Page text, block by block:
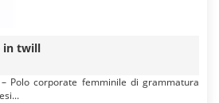
in twill
Polo corporate femminile di grammatura